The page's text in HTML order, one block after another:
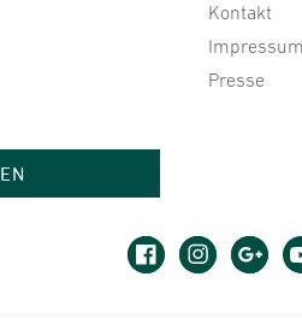
Kontakt
Impressum
Presse